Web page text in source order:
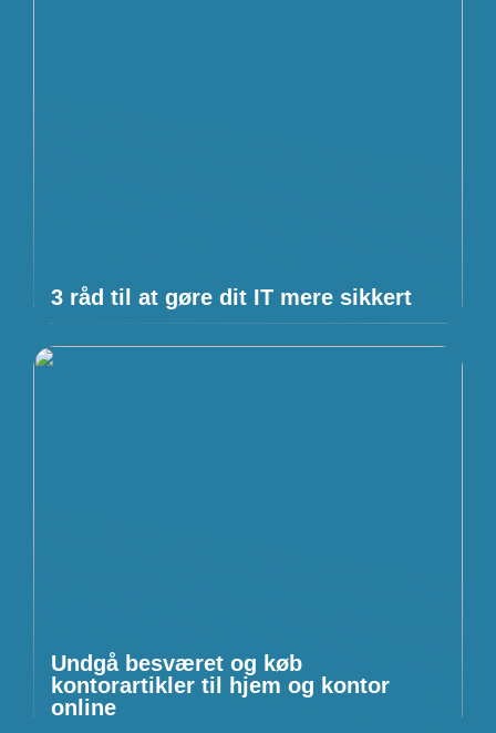
3 råd til at gøre dit IT mere sikkert
Undgå besværet og køb
kontorartikler til hjem og kontor
online